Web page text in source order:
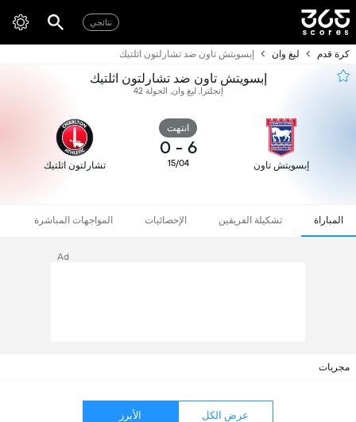
نتائجي
كرة قدم ليغ وان إبسويتش تاون ضد تشارلتون اثلتيك
إبسويتش تاون ضد تشارلتون اثلتيك
إنجلترا, ليغ وان, الجولة 42
إبسويتش تاون
انتهت
6
-
0
15/04 تشارلتون اثلتيك
المباراة تشكيلة الفريقين الإحصائيات المواجهات المباشرة
Ad
مجريات
عرض الكل الأبرز